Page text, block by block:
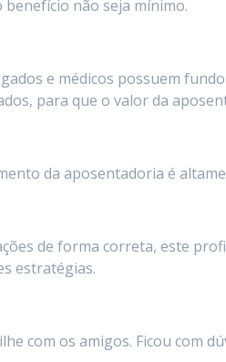
não seja mínimo.
e médicos possuem
para que o valor da
da aposentadoria é
de forma correta, este
estratégias.
com os amigos. Ficou com